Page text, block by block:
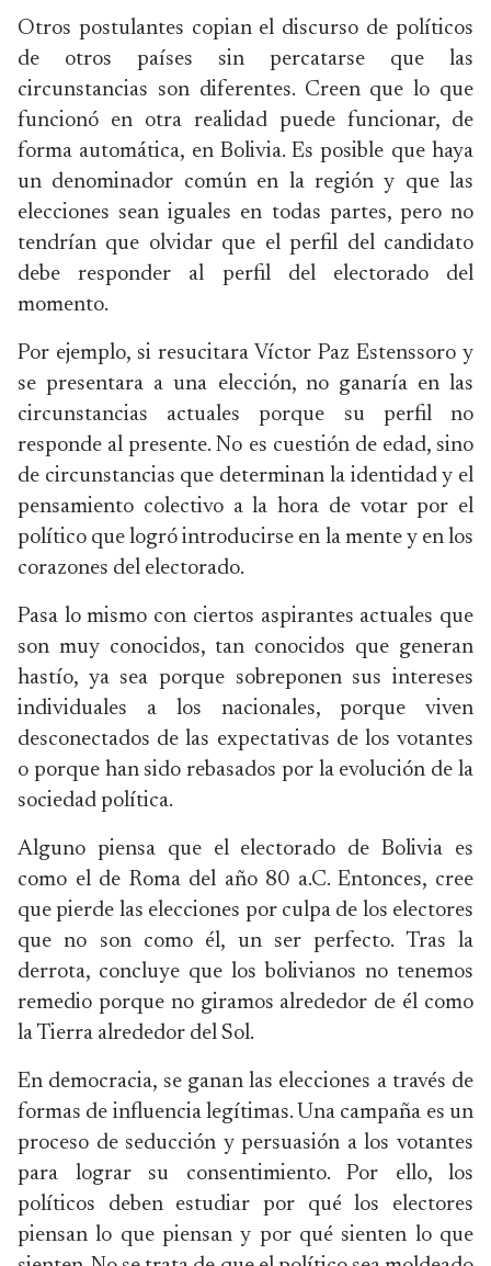
Otros postulantes copian el discurso de políticos
de otros países sin percatarse que las
circunstancias son diferentes. Creen que lo que
funcionó en otra realidad puede funcionar, de
forma automática, en Bolivia. Es posible que haya
un denominador común en la región y que las
elecciones sean iguales en todas partes, pero no
tendrían que olvidar que el perfil del candidato
debe responder al perfil del electorado del
momento.
Por ejemplo, si resucitara Víctor Paz Estenssoro y
se presentara a una elección, no ganaría en las
circunstancias actuales porque su perfil no
responde al presente. No es cuestión de edad, sino
de circunstancias que determinan la identidad y el
pensamiento colectivo a la hora de votar por el
político que logró introducirse en la mente y en los
corazones del electorado.
Pasa lo mismo con ciertos aspirantes actuales que
son muy conocidos, tan conocidos que generan
hastío, ya sea porque sobreponen sus intereses
individuales a los nacionales, porque viven
desconectados de las expectativas de los votantes
o porque han sido rebasados por la evolución de la
sociedad política.
Alguno piensa que el electorado de Bolivia es
como el de Roma del año 80 a.C. Entonces, cree
que pierde las elecciones por culpa de los electores
que no son como él, un ser perfecto. Tras la
derrota, concluye que los bolivianos no tenemos
remedio porque no giramos alrededor de él como
la Tierra alrededor del Sol.
En democracia, se ganan las elecciones a través de
formas de influencia legítimas. Una campaña es un
proceso de seducción y persuasión a los votantes
para lograr su consentimiento. Por ello, los
políticos deben estudiar por qué los electores
piensan lo que piensan y por qué sienten lo que